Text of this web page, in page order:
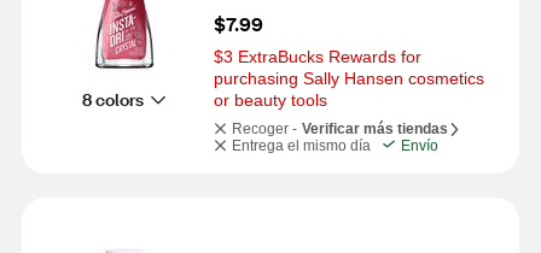
8 colors
$7.99
$3 ExtraBucks Rewards for
purchasing Sally Hansen cosmetics
or beauty tools
Recoger - Verificar más tiendas
Entrega el mismo día
Envío